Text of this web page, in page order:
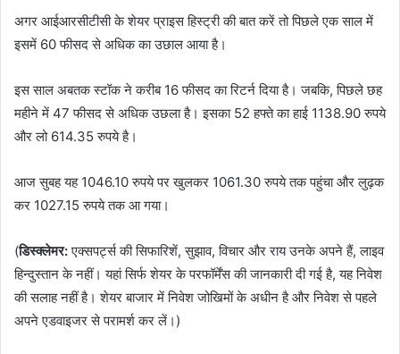
अगर आईआरसीटीसी के शेयर प्राइस हिस्ट्री की बात करें तो पिछले एक साल में
इसमें 60 फीसद से अधिक का उछाल आया है।
इस साल अबतक स्टॉक ने करीब 16 फीसद का रिटर्न दिया है। जबकि, पिछले छह
महीने में 47 फीसद से अधिक उछला है। इसका 52 हफ्ते का हाई 1138.90 रुपये
और लो 614.35 रुपये है।
आज सुबह यह 1046.10 रुपये पर खुलकर 1061.30 रुपये तक पहुंचा और लुढ़क
कर 1027.15 रुपये तक आ गया।
(डिस्‍क्‍लेमर:एक्सपर्ट्स की सिफारिशें, सुझाव, विचार और राय उनके अपने हैं, लाइव
हिन्दुस्तान के नहीं। यहां सिर्फ शेयर के परफॉर्मेंस की जानकारी दी गई है, यह निवेश
की सलाह नहीं है। शेयर बाजार में निवेश जोखिमों के अधीन है और निवेश से पहले
अपने एडवाइजर से परामर्श कर लें।)